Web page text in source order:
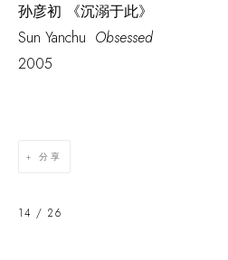
孙彦初 《沉溺于此》
Sun Yanchu Obsessed
2005
分享
14 / 26